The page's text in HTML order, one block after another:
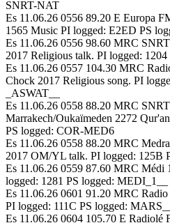
SNRT-NAT
Es 11.06.26 0556 89.20 E Europa
1565 Music PI logged: E2ED PS
Es 11.06.26 0556 98.60 MRC
2017 Religious talk. PI logged:
Es 11.06.26 0557 104.30 MRC
Chock 2017 Religious song. PI
_ASWAT__
Es 11.06.26 0558 88.20 MRC
Marrakech/Oukaïmeden 2272
PS logged: COR-MED6
Es 11.06.26 0558 88.20 MRC
2017 OM/YL talk. PI logged: 125B
Es 11.06.26 0559 87.60 MRC
logged: 1281 PS logged: MEDI_1__
Es 11.06.26 0601 91.20 MRC
PI logged: 111C PS logged:
Es 11.06.26 0604 105.70 E Radiolé